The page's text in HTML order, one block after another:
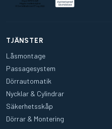
TJÄNSTER
Låsmontage
Passagesystem
Dörrautomatik
Nycklar & Cylindrar
Säkerhetsskåp
Dörrar & Montering